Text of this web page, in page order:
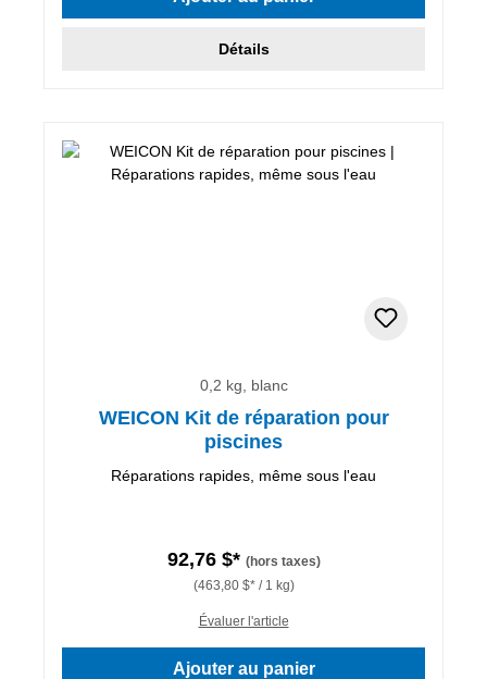
Détails
0,2 kg, blanc
WEICON Kit de réparation pour
piscines
Réparations rapides, même sous l'eau
92,76 $* (hors taxes)
(463,80 $* / 1 kg)
Évaluer l'article
Ajouter au panier